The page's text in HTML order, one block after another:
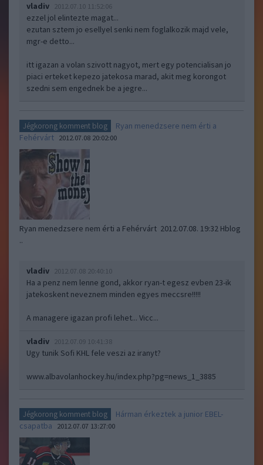
vladiv 2012.07.10 11:52:06
ezzel jol elintezte magat...
ezutan sztem jo esellyel senki nem foglalkozik majd vele,
mgr-e detto...
itt igazan a volan szivott nagyot, mert egy potencialisan jo
piaci erteket kepezo jatekosa marad, akit meg korongot
szedni sem engednek be a jegre...
Jégkorong komment blog
Ryan menedzsere nem érti a
Fehérvárt 2012.07.08 20:02:00
Ryan menedzsere nem érti a Fehérvárt 2012.07.08. 19:32 Hblog
..
vladiv 2012.07.08 20:40:10
Ha a penz nem lenne gond, akkor ryan-t egesz evben 23-ik
jatekoskent neveznem minden egyes meccsre!!!!!
A managere igazan profi lehet... Vicc...
vladiv 2012.07.09 10:41:38
Ugy tunik Sofi KHL fele veszi az iranyt?
www.albavolanhockey.hu/index.php?pg=news_1_3885
Jégkorong komment blog
Hárman érkeztek a junior EBEL-
csapatba
2012.07.07 13:27:00